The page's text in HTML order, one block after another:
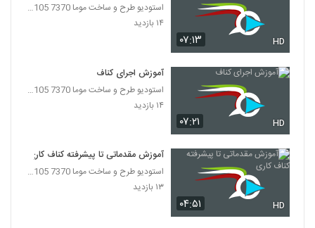
۰۷:۱۳ HD
استودیو طرح و ساخت موما 7370 7105-021
۱۴ بازدید
۰۷:۲۱ HD
آموزش اجرای کناف
استودیو طرح و ساخت موما 7370 7105-021
۱۴ بازدید
۰۴:۵۱ HD
آموزش مقدماتی تا پیشرفته کناف کاری
استودیو طرح و ساخت موما 7370 7105-021
۱۳ بازدید